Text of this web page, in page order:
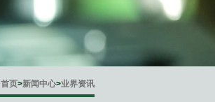
首页>新闻中心>业界资讯